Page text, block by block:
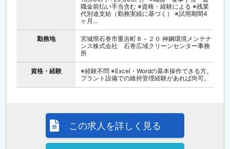
職金前払い手当含む ※資格・経験による ※残業
代別途支給（勤務実績に基づく） ※試用期間4
ヶ月...
勤務地
宮城県石巻市重吉町８－２０ 神鋼環境メンテナ
ンス株式会社 石巻広域クリーンセンター事務
所
資格・経験
※経験不問 ※Excel・Wordの基本操作できる方。
プラント設備での維持管理経験があれば尚可。
この求人を詳しく見る